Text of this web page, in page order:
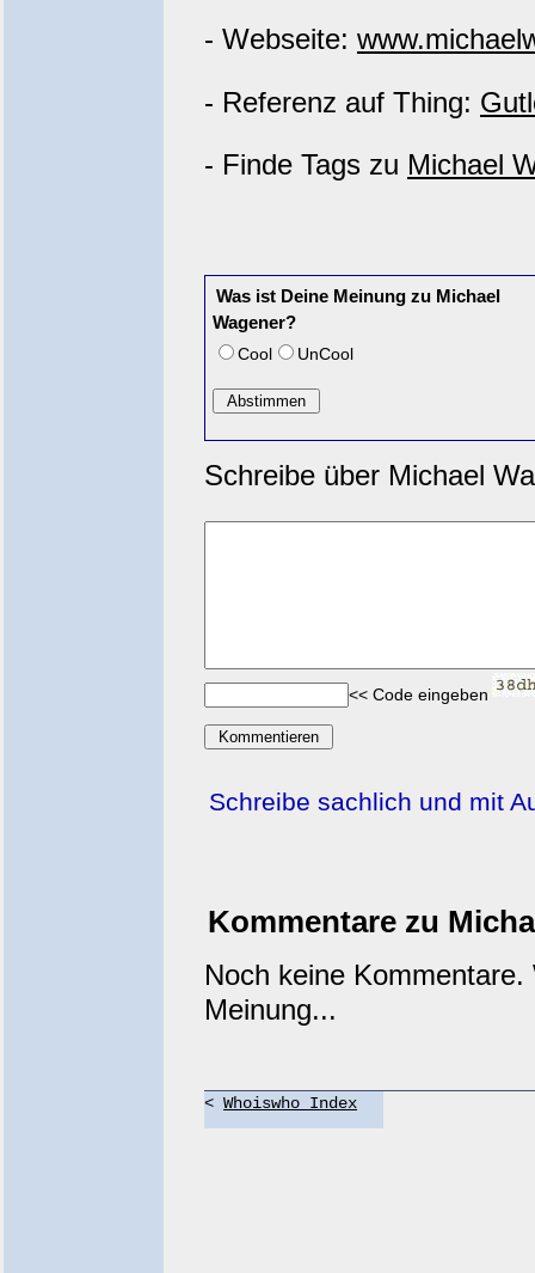
- Webseite:
- Referenz auf Thing:
- Finde Tags zu Michael
Was ist Deine Meinung zu Michael
Wagener?
Cool UnCool
Schreibe über Michael
<< Code eingeben
Schreibe sachlich und mit
Kommentare zu
Noch keine
Meinung...
< Whoiswho Index